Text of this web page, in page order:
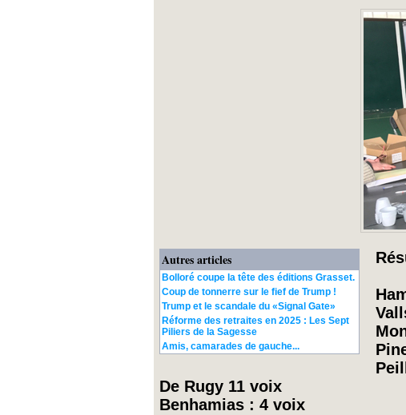
Autres articles
Bolloré coupe la tête des éditions Grasset.
Coup de tonnerre sur le fief de Trump !
Trump et le scandale du «Signal Gate»
Réforme des retraites en 2025 : Les Sept
Piliers de la Sagesse
Amis, camarades de gauche...
De Rugy 11 voix
Benhamias : 4 voix